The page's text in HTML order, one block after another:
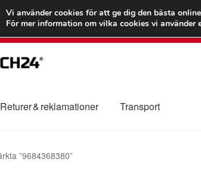
FRAKT från 75 kr
Returer & reklamationer Transport
”9684368380”
Vi använder cookies för att ge dig den bästa
För mer information om vilka cookies vi använder